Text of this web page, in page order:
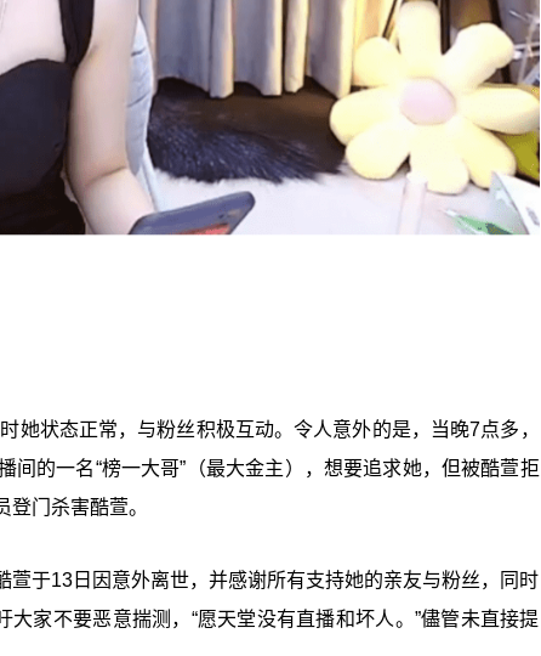
状态正常，与粉丝积极互动。令人意外的是，当晚7点多，
的一名“榜一大哥”（最大金主），想要追求她，但被酷萱拒
门杀害酷萱。
于13日因意外离世，并感谢所有支持她的亲友与粉丝，同时
家不要恶意揣测，“愿天堂没有直播和坏人。”儘管未直接提